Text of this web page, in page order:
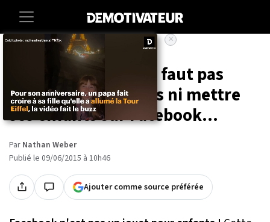
Societe
Voila pourquoi il ne faut pas
ajouter d'inconnues ni mettre
ses enfants sur Facebook...
Par Nathan Weber
Publié le 09/06/2015 à 10h46
Ajouter comme source préférée
×